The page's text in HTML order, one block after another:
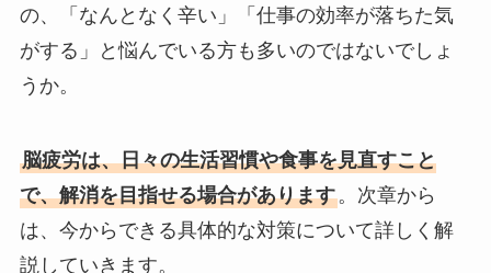
の、「なんとなく辛い」「仕事の効率が落ちた気
がする」と悩んでいる方も多いのではないでしょ
うか。
脳疲労は、日々の生活習慣や食事を見直すこと
で、解消を目指せる場合があります。次章から
は、今からできる具体的な対策について詳しく解
説していきます。